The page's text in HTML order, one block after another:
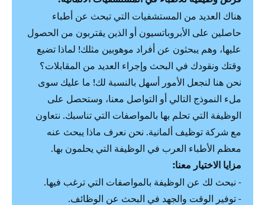
هناك العديد من المستشفيات التي تبحث عن أطباء
حاصلين على الأبروباتسيون أو الذين يقتربون من الحصول
عليها، وهم يبحثون عن أفراد موهوبين مثلك! لماذا تضيع
وقتك ونقودك في البحث وإجراء العديد من المقابلات؟
نحن هنا لنجعل الأمور أسهل بالنسبة لك! ما عليك سوى
ملء النموذج التالي أو التواصل معنا، وستحصل على
الوظيفة التي تحلم بها بالمواصفات التي تناسبك. نتعاون
مع شركة توظيف ألمانية. نحن نعرف ماذا يبحث عنه
معظم الأطباء العرب في الوظيفة التي يحلمون بها.
مزايا الاختيار معنا:
- نبحث لك عن الوظيفة بالمواصفات التي ترغب فيها.
- توفير الوقت والجهد في البحث عن الوظائف.